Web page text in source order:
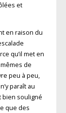
et
en raison du
qu’il met en
de
peu à peu,
paraît au
bien souligné
que des